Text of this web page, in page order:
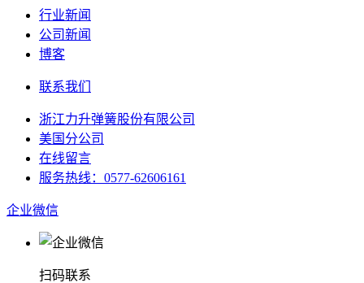
行业新闻
公司新闻
博客
联系我们
浙江力升弹簧股份有限公司
美国分公司
在线留言
服务热线：0577-62606161
企业微信
扫码联系